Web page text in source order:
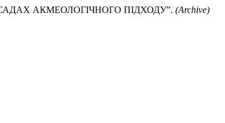
АКМЕОЛОГІЧНОГО ПІДХОДУ”. (Archive)